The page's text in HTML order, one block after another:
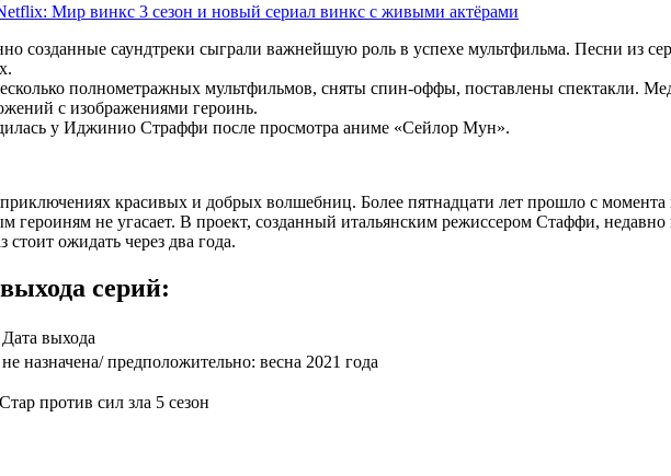
Мир винкс 3 сезон и новый сериал винкс с живыми актёрами
созданные саундтреки сыграли важнейшую роль в успехе мультфильма. Песни из
полнометражных мультфильмов, сняты спин-оффы, поставлены спектакли.
с изображениями героинь.
у Иджинио Страффи после просмотра аниме «Сейлор Мун».
красивых и добрых волшебниц. Более пятнадцати лет прошло с момента
героиням не угасает. В проект, созданный итальянским режиссером Стаффи,
ожидать через два года.
серий:
Дата выхода
не назначена/ предположительно: весна 2021 года
против сил зла 5 сезон